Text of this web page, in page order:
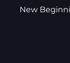
New